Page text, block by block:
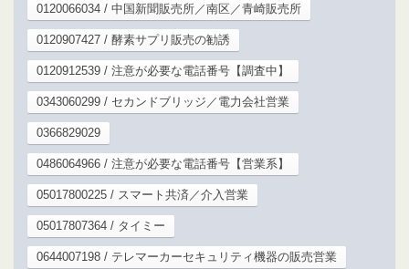
0120066034 / 中国新聞販売所／南区／青崎販売所
0120907427 / 酵素サプリ販売の勧誘
0120912539 / 注意が必要な電話番号【調査中】
0343060299 / セカンドブリッジ／電力会社営業
0366829029
0486064966 / 注意が必要な電話番号【営業系】
05017800225 / スマート共済／介入営業
05017807364 / タイミー
0644007198 / テレマーカーセキュリティ機器の販売営業